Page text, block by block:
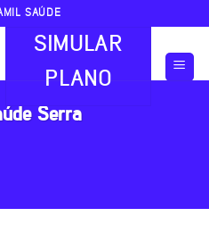
SAÚDE
SIMULAR
PLANO
Serra